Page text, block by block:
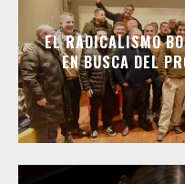
EL RADICALISMO
EN BUSCA DEL